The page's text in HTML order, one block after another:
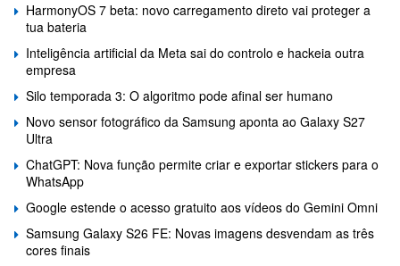
HarmonyOS 7 beta: novo carregamento direto vai proteger a
tua bateria
Inteligência artificial da Meta sai do controlo e hackeia outra
empresa
Silo temporada 3: O algoritmo pode afinal ser humano
Novo sensor fotográfico da Samsung aponta ao Galaxy S27
Ultra
ChatGPT: Nova função permite criar e exportar stickers para o
WhatsApp
Google estende o acesso gratuito aos vídeos do Gemini Omni
Samsung Galaxy S26 FE: Novas imagens desvendam as três
cores finais